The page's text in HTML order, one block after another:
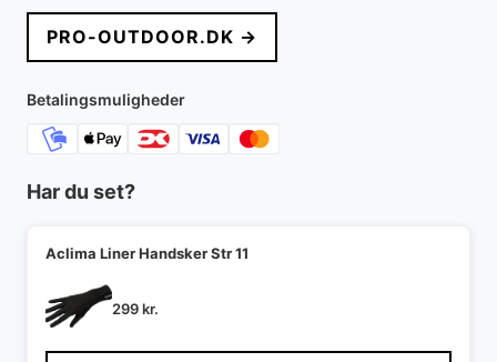
pris
var:
13.500 kr..
pris
er:
PRO-OUTDOOR.DK →
Betalingsmuligheder
Har du set?
Aclima Liner Handsker Str 11
299kr.